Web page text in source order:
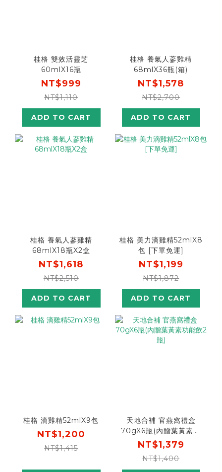
桂格 雙效活靈芝
60mlX16瓶
NT$999
NT$1,110
ADD TO CART
桂格 養氣人蔘雞精
68mlX36瓶(箱)
NT$1,578
NT$2,700
ADD TO CART
桂格 養氣人蔘雞精
68mlX18瓶X2盒
NT$1,618
NT$2,510
ADD TO CART
桂格 美力滴雞精52mlX8
包 [下單免運]
NT$1,199
NT$1,872
ADD TO CART
桂格 滴雞精52mlX9包
NT$1,200
NT$1,415
天地合補 官燕窩禮盒
70gX6瓶(內贈葉黃素功
能飲2瓶)
NT$1,379
NT$1,400